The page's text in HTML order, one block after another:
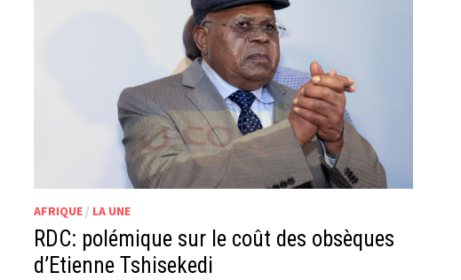
AFRIQUE / LA UNE
RDC: polémique sur le coût des obsèques
d’Etienne Tshisekedi